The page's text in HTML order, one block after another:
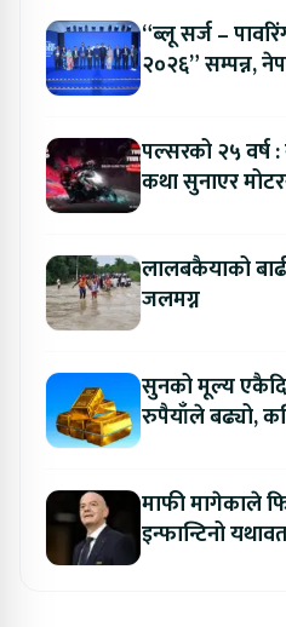
“ब्लू सर्ज –
२०२६” सम्पन्न,
पल्सरको २५ वर्ष
कथा सुनाएर
लालबकैयाको
जलमग्न
सुनको मूल्य
रुपैयाँले बढ्यो,
माफी मागेकाले
इन्फान्टिनो